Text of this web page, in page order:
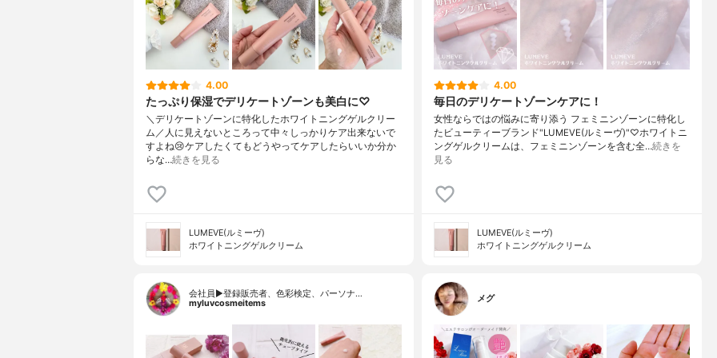
4.00
たっぷり保湿でデリケートゾーンも美白に♡
＼デリケートゾーンに特化したホワイトニングゲルクリー
ム／人に見えないところって中々しっかりケア出来ないで
すよね😢ケアしたくてもどうやってケアしたらいいか分か
らな…続きを見る
LUMEVE(ルミーヴ)
ホワイトニングゲルクリーム
4.00
毎日のデリケートゾーンケアに！
女性ならではの悩みに寄り添う フェミニンゾーンに特化し
たビューティーブランド"LUMEVE(ルミーヴ)"♡ホワイトニ
ングゲルクリームは、フェミニンゾーンを含む全…続きを
見る
LUMEVE(ルミーヴ)
ホワイトニングゲルクリーム
会社員▶︎登録販売者、色彩検定、パーソナ…
myluvcosmeitems
メグ